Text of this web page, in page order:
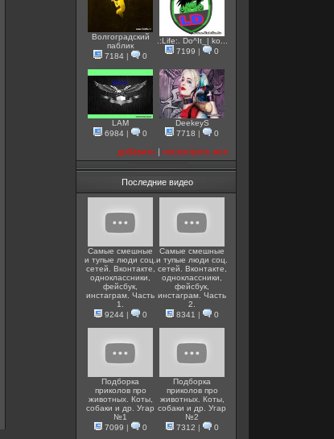
Волгоградский
паблик
7184
0
.:Life:. Do^It_| ko...
7199
0
LAM
6984
0
DeekeyS
7718
0
добавить посмотреть все
Последние видео
Самые смешные
и тупые люди соц.
сетей. Вконтакте,
одноклассники,
фейсбук,
инстаграм. Часть
1.
9244| 0
Самые смешные
и тупые люди соц.
сетей. Вконтакте,
одноклассники,
фейсбук,
инстаграм. Часть
2.
8341
0
Подборка
приколов про
животных. Коты,
собаки и др. Угар
№1
7099
0
Подборка
приколов про
животных. Коты,
собаки и др. Угар
№2
7312
0